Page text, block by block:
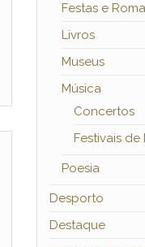
Festas e
Livros
Museus
Música
Concertos
Festivais de
Poesia
Desporto
Destaque